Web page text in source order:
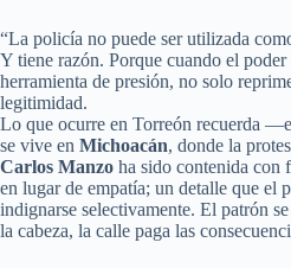
“La policía no puede ser utilizada
Y tiene razón. Porque cuando el
herramienta de presión, no solo
legitimidad.
Lo que ocurre en Torreón recuerda
se vive en Michoacán, donde la
Carlos Manzo ha sido contenida con
en lugar de empatía; un detalle que el
indignarse selectivamente. El patrón
la cabeza, la calle paga las